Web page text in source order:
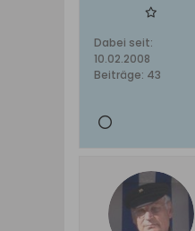
Dabei seit:
10.02.2008
Beiträge: 43